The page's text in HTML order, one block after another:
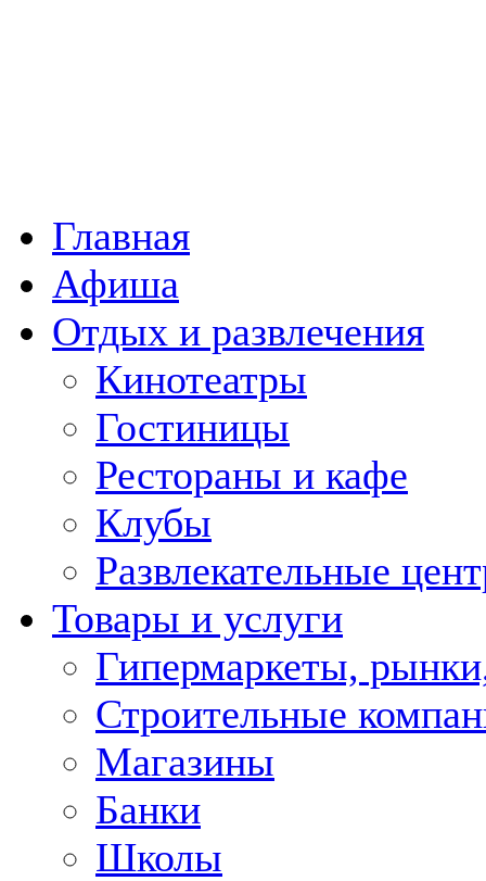
Главная
Афиша
Отдых и развлечения
Кинотеатры
Гостиницы
Рестораны и кафе
Клубы
Развлекательные
Товары и услуги
Гипермаркеты,
Строительные
Магазины
Банки
Школы